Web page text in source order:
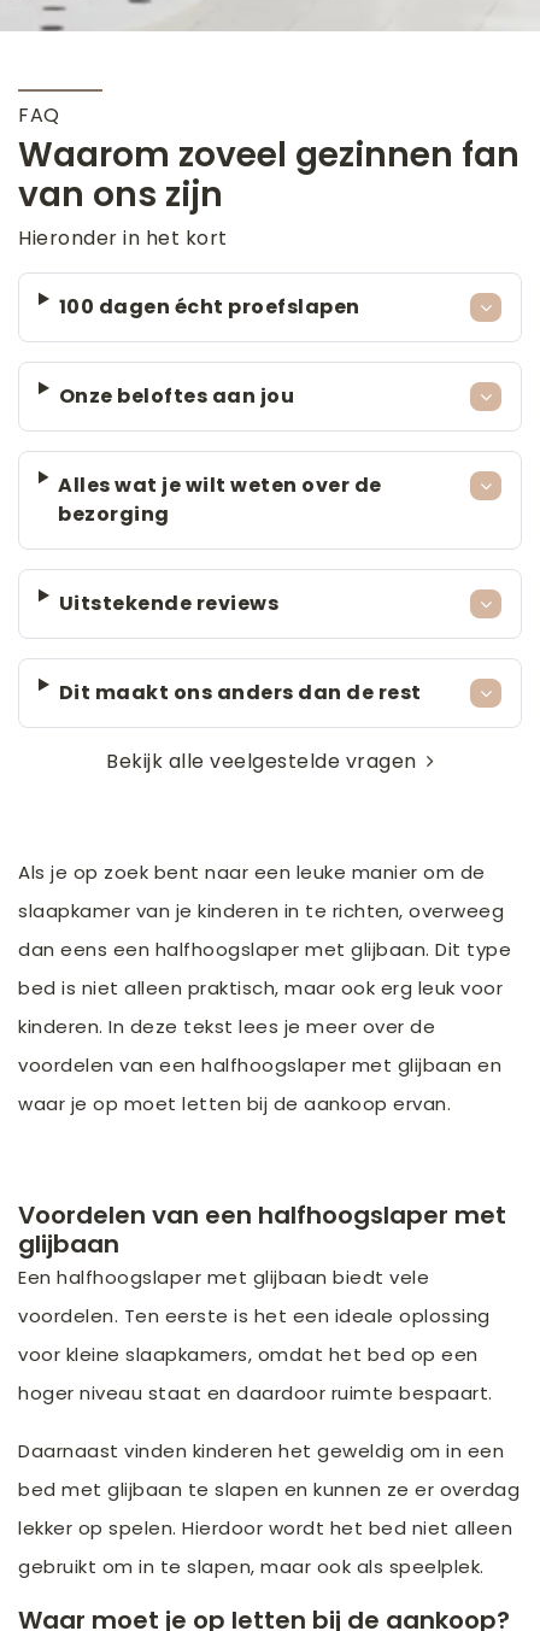
FAQ
Waarom zoveel gezinnen fan
van ons zijn
Hieronder in het kort
100 dagen écht proefslapen
Onze beloftes aan jou
Alles wat je wilt weten over de
bezorging
Uitstekende reviews
Dit maakt ons anders dan de rest
Bekijk alle veelgestelde vragen
Als je op zoek bent naar een leuke manier om de
slaapkamer van je kinderen in te richten, overweeg
dan eens een halfhoogslaper met glijbaan. Dit type
bed is niet alleen praktisch, maar ook erg leuk voor
kinderen. In deze tekst lees je meer over de
voordelen van een halfhoogslaper met glijbaan en
waar je op moet letten bij de aankoop ervan.
Voordelen van een halfhoogslaper met
glijbaan
Een halfhoogslaper met glijbaan biedt vele
voordelen. Ten eerste is het een ideale oplossing
voor kleine slaapkamers, omdat het bed op een
hoger niveau staat en daardoor ruimte bespaart.
Daarnaast vinden kinderen het geweldig om in een
bed met glijbaan te slapen en kunnen ze er overdag
lekker op spelen. Hierdoor wordt het bed niet alleen
gebruikt om in te slapen, maar ook als speelplek.
Waar moet je op letten bij de aankoop?